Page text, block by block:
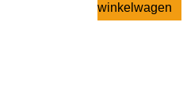
winkelwagen